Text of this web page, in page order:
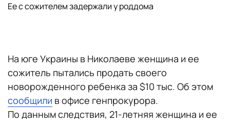
Ее с сожителем задержали у роддома
На юге Украины в Николаеве женщина и ее
сожитель пытались продать своего
новорожденного ребенка за $10 тыс. Об этом
сообщили в офисе генпрокурора.
По данным следствия, 21-летняя женщина и ее